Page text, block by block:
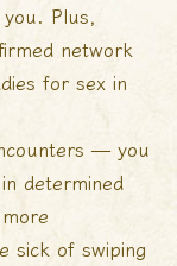
Plus,
network
for sex in
— you
determined
sick of swiping